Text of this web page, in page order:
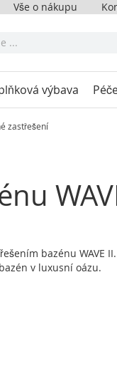
Vše o nákupu
výbava
zastřešení
bazénu WAVE
v luxusní oázu.